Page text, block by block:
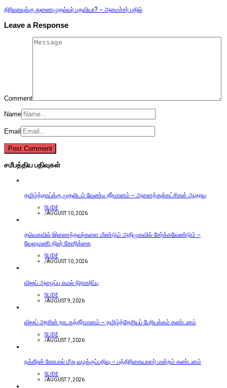
திரிஷாவுக்கு துணைமுதல்வர் பதவியா? – அமைச்சர் பதில்
Leave a Response
Comment
Name
Email
சமீபத்திய பதிவுகள்
தமிழ்த்தாய்க்கு முதலிடம் வேண்டி தீர்மானம் – அனைத்துக்கட்சிகள் ஆதரவு
SLIDE
/AUGUST 10, 2026
தவெகவில் இணைந்தவர்களை மீண்டும் அதிமுகவில் சேர்க்கவேண்டும் –
வேலுமணி திடீர் கோரிக்கை
SLIDE
/AUGUST 10, 2026
விஜய் அழைப்பு கமல் நிராகரிப்பு
SLIDE
/AUGUST 9, 2026
விஜய் அரசின் நாடகத்தீர்மானம் – தமிழ்த்தேசியப் பேரியக்கம் கண்டனம்
SLIDE
/AUGUST 7, 2026
நக்கீரன் கோபால் மீது வழக்குப்பதிவு – பத்திரிகையாளர் மன்றம் கண்டனம்
SLIDE
/AUGUST 7, 2026